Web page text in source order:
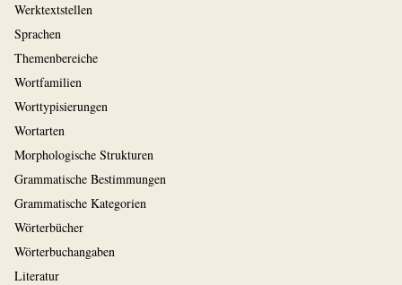
Werktextstellen
Sprachen
Themenbereiche
Wortfamilien
Worttypisierungen
Wortarten
Morphologische Strukturen
Grammatische Bestimmungen
Grammatische Kategorien
Wörterbücher
Wörterbuchangaben
Literatur